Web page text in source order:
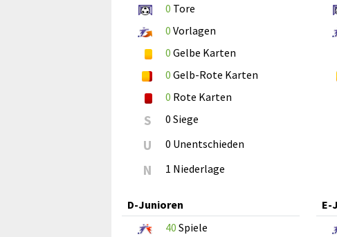
0 Tore
0 Vorlagen
0 Gelbe Karten
0 Gelb-Rote Karten
0 Rote Karten
S 0 Siege
U 0 Unentschieden
N 1 Niederlage
D-Junioren
40 Spiele
E-